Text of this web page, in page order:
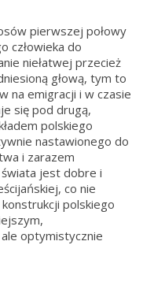
pierwszej połowy
człowieka do
niełatwej przecież
głową, tym to
na emigracji i w czasie
się pod drugą,
polskiego
nastawionego do
i zarazem
jest dobre i
co nie
polskiego
optymistycznie